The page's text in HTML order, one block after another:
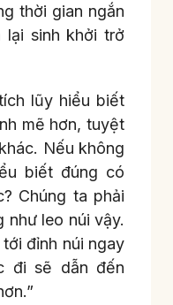
thời gian ngắn
sinh khởi trở
lũy hiểu biết
mẽ hơn, tuyệt
Nếu không
biết đúng có
Chúng ta phải
leo núi vậy.
đỉnh núi ngay
đi sẽ dẫn đến